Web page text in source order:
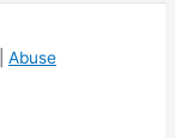
Abuse